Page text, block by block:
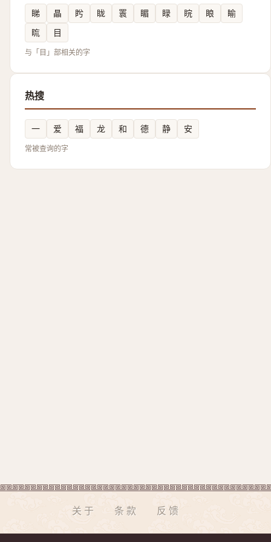
睇 瞐 盻 眬 瞏 睸 睩 睆 䀶
睮
䀮
目
与「目」部相关的字
热搜
一 爱 福 龙 和 德 静 安
常被查询的字
关于 条款 反馈